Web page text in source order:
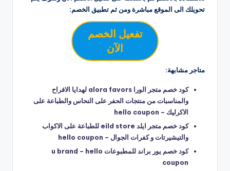
تحويلك الى الموقع مباشرة ومن ثم تطبيق الخصم:
تفعيل الخصم
الآن
متاجر مشابهة:
كود خصم متجر الورا alora favors لهدايا الافراح
والمناسبات من منتجات الحفر على النحاس والطباعة على
الاكرليك – hello coupon
كود خصم متجر ايلد eild store للطباعة على الاكواب
والتيشيرتات و كفرات الجوال – hello coupon
كود خصم يور براند للمطبوعات u brand – hello
coupon